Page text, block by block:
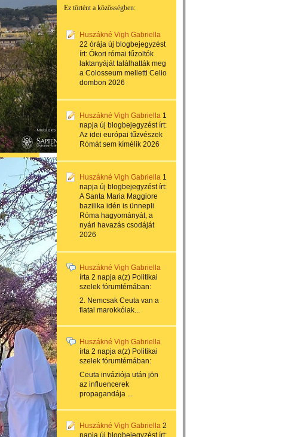
Ez történt a közösségben:
Huszákné Vigh Gabriella
22 órája új blogbejegyzést
írt: Ókori római tűzoltók
laktanyáját találhatták meg
a Colosseum melletti Celio
dombon 2026
Huszákné Vigh Gabriella 1
napja új blogbejegyzést írt:
Az idei európai tűzvészek
Rómát sem kímélik 2026
Huszákné Vigh Gabriella 1
napja új blogbejegyzést írt:
A Santa Maria Maggiore
bazilika idén is ünnepli
Róma hagyományát, a
nyári havazás csodáját
2026
Huszákné Vigh Gabriella
írta 2 napja a(z) Politikai
szelek fórumtémában:
2. Nemcsak Ceuta van a
fiatal marokkóiak...
Huszákné Vigh Gabriella
írta 2 napja a(z) Politikai
szelek fórumtémában:
Ceuta inváziója után jön
az influencerek
propagandája ...
Huszákné Vigh Gabriella 2
napja új blogbejegyzést írt: